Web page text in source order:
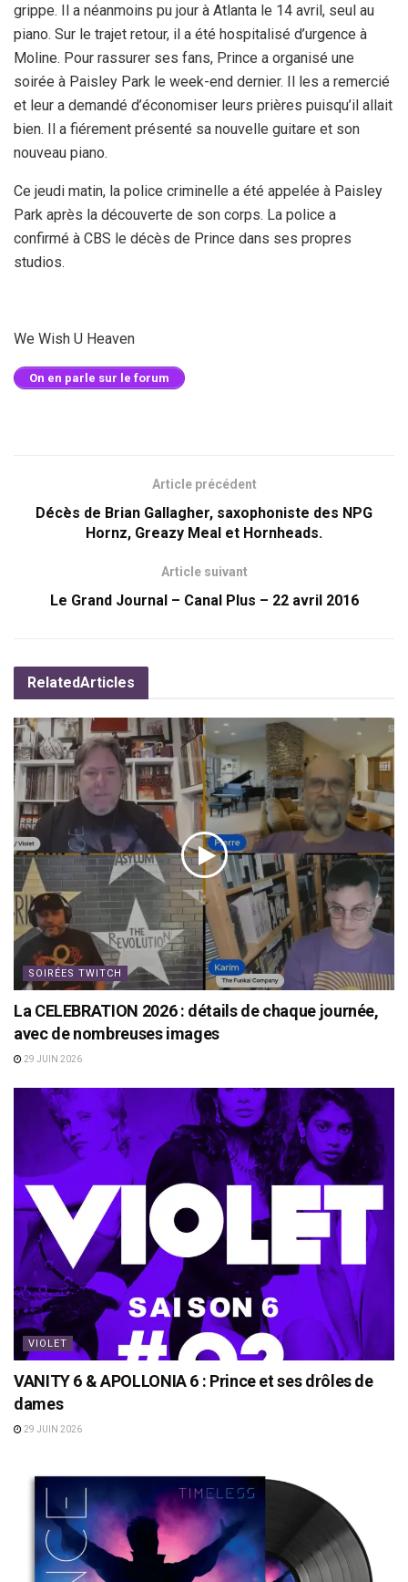
grippe. Il a néanmoins pu jour à Atlanta le 14 avril, seul au
piano. Sur le trajet retour, il a été hospitalisé d’urgence à
Moline. Pour rassurer ses fans, Prince a organisé une
soirée à Paisley Park le week-end dernier. Il les a remercié
et leur a demandé d’économiser leurs prières puisqu’il allait
bien. Il a fiérement présenté sa nouvelle guitare et son
nouveau piano.
Ce jeudi matin, la police criminelle a été appelée à Paisley
Park après la découverte de son corps. La police a
confirmé à CBS le décès de Prince dans ses propres
studios.
We Wish U Heaven
On en parle sur le forum
Article précédent
Décès de Brian Gallagher, saxophoniste des NPG
Hornz, Greazy Meal et Hornheads.
Article suivant
Le Grand Journal – Canal Plus – 22 avril 2016
RelatedArticles
SOIRÉES TWITCH
La CELEBRATION 2026 : détails de chaque journée,
avec de nombreuses images
29 JUIN 2026
VIOLET
VANITY 6 & APOLLONIA 6 : Prince et ses drôles de
dames
29 JUIN 2026